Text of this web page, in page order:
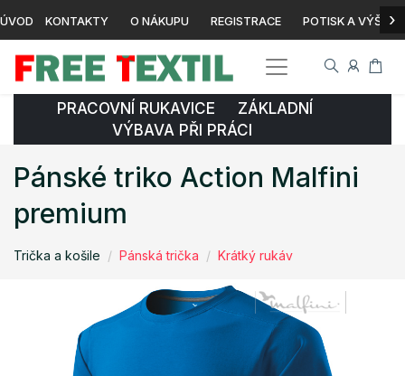
ÚVOD KONTAKTY O NÁKUPU REGISTRACE POTISK A ›
PRACOVNÍ RUKAVICE ZÁKLADNÍ
VÝBAVA PŘI PRÁCI
Pánské triko Action Malfini
premium
Trička a košile Pánská trička Krátký rukáv